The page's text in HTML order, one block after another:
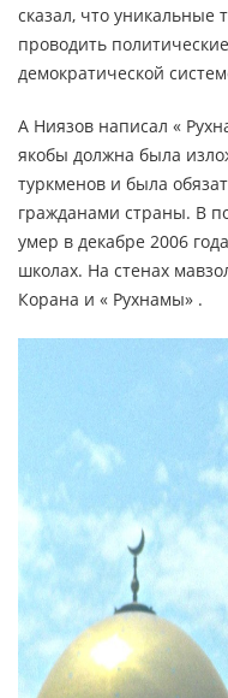
сказал, что
проводить
демократической
А Ниязов написал «
якобы должна была
туркменов и была
гражданами страны. В
умер в декабре 2006
школах. На стенах
Корана и « Рухнамы» .